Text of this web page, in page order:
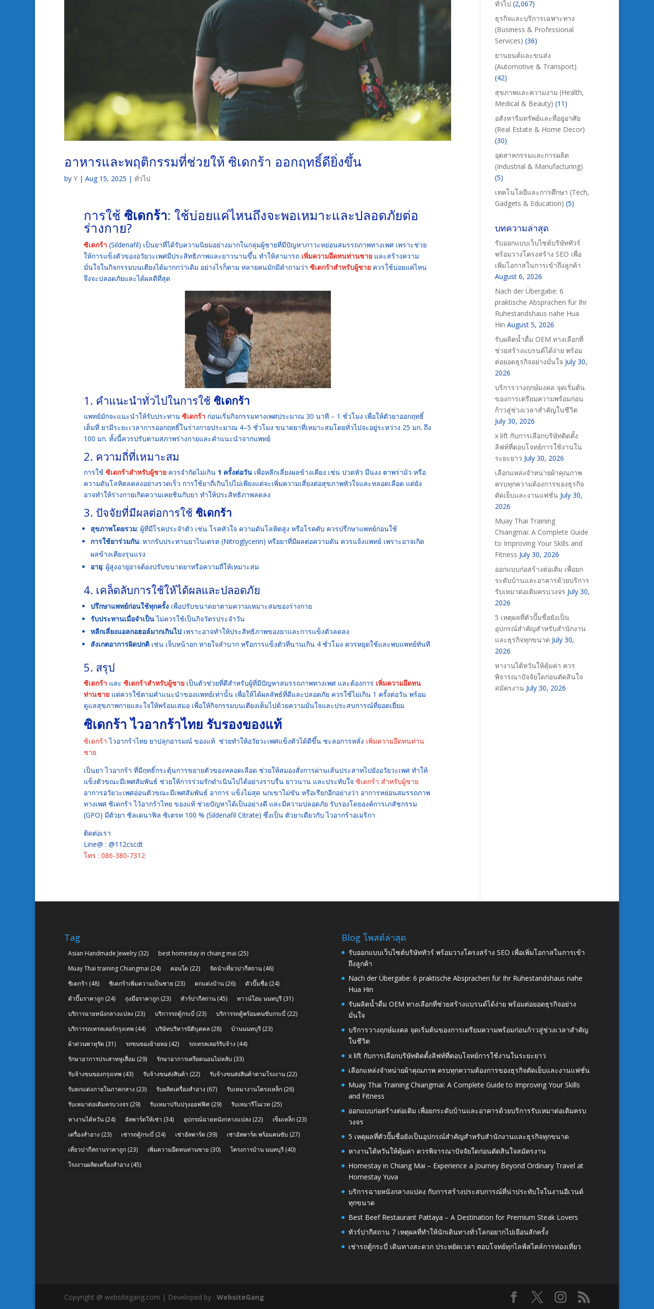
อาหารและพฤติกรรมที่ช่วยให้ ซิเดกร้า ออกฤทธิ์ดียิ่งขึ้น
by Y | Aug 15, 2025 | ทั่วไป
การใช้ ซิเดกร้า: ใช้บ่อยแค่ไหนถึงจะพอเหมาะและปลอดภัยต่อ
ร่างกาย?
ซิเดกร้า (Sildenafil) เป็นยาที่ได้รับความนิยมอย่างมากในกลุ่มผู้ชายที่มีปัญหาภาวะหย่อนสมรรถภาพทางเพศ เพราะช่วย
ให้การแข็งตัวของอวัยวะเพศมีประสิทธิภาพและยาวนานขึ้น ทำให้สามารถ เพิ่มความอึดทนท่านชายและสร้างความ
มั่นใจในกิจกรรมบนเตียงได้มากกว่าเดิม อย่างไรก็ตาม หลายคนมักมีคำถามว่า ซิเดกร้าสำหรับผู้ชายควรใช้บ่อยแค่ไหน
จึงจะปลอดภัยและได้ผลดีที่สุด
1. คำแนะนำทั่วไปในการใช้ ซิเดกร้า
แพทย์มักจะแนะนำให้รับประทาน ซิเดกร้า ก่อนเริ่มกิจกรรมทางเพศประมาณ 30 นาที – 1 ชั่วโมง เพื่อให้ตัวยาออกฤทธิ์
เต็มที่ ยามีระยะเวลาการออกฤทธิ์ในร่างกายประมาณ 4–5 ชั่วโมง ขนาดยาที่เหมาะสมโดยทั่วไปจะอยู่ระหว่าง 25 มก. ถึง
100 มก. ทั้งนี้ควรปรับตามสภาพร่างกายและคำแนะนำจากแพทย์
2. ความถี่ที่เหมาะสม
การใช้ ซิเดกร้าสำหรับผู้ชายควรจำกัดไม่เกิน 1 ครั้งต่อวันเพื่อหลีกเลี่ยงผลข้างเคียง เช่น ปวดหัว มึนงง ตาพร่ามัว หรือ
ความดันโลหิตลดลงอย่างรวดเร็ว การใช้ยาถี่เกินไปไม่เพียงแต่จะเพิ่มความเสี่ยงต่อสุขภาพหัวใจและหลอดเลือด แต่ยัง
อาจทำให้ร่างกายเกิดความเคยชินกับยา ทำให้ประสิทธิภาพลดลง
3. ปัจจัยที่มีผลต่อการใช้ ซิเดกร้า
สุขภาพโดยรวม: ผู้ที่มีโรคประจำตัว เช่น โรคหัวใจ ความดันโลหิตสูง หรือโรคตับ ควรปรึกษาแพทย์ก่อนใช้
การใช้ยาร่วมกัน: หากรับประทานยาไนเตรต (Nitroglycerin) หรือยาที่มีผลต่อความดัน ควรแจ้งแพทย์ เพราะอาจเกิด
ผลข้างเคียงรุนแรง
อายุ: ผู้สูงอายุอาจต้องปรับขนาดยาหรือความถี่ให้เหมาะสม
4. เคล็ดลับการใช้ให้ได้ผลและปลอดภัย
ปรึกษาแพทย์ก่อนใช้ทุกครั้งเพื่อปรับขนาดยาตามความเหมาะสมของร่างกาย
รับประทานเมื่อจำเป็นไม่ควรใช้เป็นกิจวัตรประจำวัน
หลีกเลี่ยงแอลกอฮอล์มากเกินไปเพราะอาจทำให้ประสิทธิภาพของยาและการแข็งตัวลดลง
สังเกตอาการผิดปกติเช่น เจ็บหน้าอก หายใจลำบาก หรือการแข็งตัวที่นานเกิน 4 ชั่วโมง ควรหยุดใช้และพบแพทย์ทันที
5. สรุป
ซิเดกร้า และ ซิเดกร้าสำหรับผู้ชายเป็นตัวช่วยที่ดีสำหรับผู้ที่มีปัญหาสมรรถภาพทางเพศ และต้องการ เพิ่มความอึดทน
ท่านชายแต่ควรใช้ตามคำแนะนำของแพทย์เท่านั้น เพื่อให้ได้ผลลัพธ์ที่ดีและปลอดภัย ควรใช้ไม่เกิน 1 ครั้งต่อวัน พร้อม
ดูแลสุขภาพกายและใจให้พร้อมเสมอ เพื่อให้กิจกรรมบนเตียงเต็มไปด้วยความมั่นใจและประสบการณ์ที่ยอดเยี่ยม
ซิเดกร้าไวอากร้าไทย รับรองของแท้
ซิเดกร้า ไวอากร้าไทย ยาปลุกอารมณ์ ของแท้ ช่วยทำให้อวัยวะเพศแข็งตัวได้ดีขึ้น ชะลอการหลั่ง เพิ่มความอึดทนท่าน
ชาย
เป็นยา ไวอากร้า ที่มีฤทธิ์กระตุ้นการขยายตัวของหลอดเลือด ช่วยให้สมองสั่งการผ่านเส้นประสาทไปยังอวัยวะเพศ ทำให้
แข็งตัวขณะมีเพศสัมพันธ์ ช่วยให้การร่วมรักดำเนินไปได้อย่างราบรื่น ยาวนาน และประทับใจ ซิเดกร้า สำหรับผู้ชาย
อาการอวัยวะเพศอ่อนตัวขณะมีเพศสัมพันธ์ อาการ แข็งไม่สุด นกเขาไม่ขัน หรือเรียกอีกอย่างว่า อาการหย่อนสมรรถภาพ
ทางเพศ ซิเดกร้า ไว้อากร้าไทย ของแท้ ช่วยปัญหาได้เป็นอย่างดี และมีความปลอดภัย รับรองโดยองค์การเภสัชกรรม
(GPO) มีตัวยา ซิลเดนาฟิล ซิเตรท 100 % (Sildenafil Citrate) ซึ่งเป็น ตัวยาเดียวกับ ไวอากร้าอเมริกา
ติดต่อเรา
Line@ : @112cscdt
โทร : 086-380-7312
ทั่วไป (2,067)
ธุรกิจและบริการเฉพาะทาง
(Business & Professional
Services) (36)
ยานยนต์และขนส่ง
(Automotive & Transport)
(42)
สุขภาพและความงาม (Health,
Medical & Beauty) (11)
อสังหาริมทรัพย์และที่อยู่อาศัย
(Real Estate & Home Decor)
(30)
อุตสาหกรรมและการผลิต
(Industrial & Manufacturing)
(5)
เทคโนโลยีและการศึกษา (Tech,
Gadgets & Education) (5)
บทความล่าสุด
รับออกแบบเว็บไซต์บริษัททัวร์
พร้อมวางโครงสร้าง SEO เพื่อ
เพิ่มโอกาสในการเข้าถึงลูกค้า
August 6, 2026
Nach der Übergabe: 6
praktische Absprachen für Ihr
Ruhestandshaus nahe Hua
Hin August 5, 2026
รับผลิตน้ำดื่ม OEM ทางเลือกที่
ช่วยสร้างแบรนด์ได้ง่าย พร้อม
ต่อยอดธุรกิจอย่างมั่นใจ July 30,
2026
บริการวางฤกษ์มงคล จุดเริ่มต้น
ของการเตรียมความพร้อมก่อน
ก้าวสู่ช่วงเวลาสำคัญในชีวิต
July 30, 2026
x lift กับการเลือกบริษัทติดตั้ง
ลิฟท์ที่ตอบโจทย์การใช้งานใน
ระยะยาว July 30, 2026
เลือกแหล่งจำหน่ายผ้าคุณภาพ
ครบทุกความต้องการของธุรกิจ
ตัดเย็บและงานแฟชั่น July 30,
2026
Muay Thai Training
Chiangmai: A Complete Guide
to Improving Your Skills and
Fitness July 30, 2026
ออกแบบก่อสร้างต่อเติม เพื่อยก
ระดับบ้านและอาคารด้วยบริการ
รับเหมาต่อเติมครบวงจร July 30,
2026
5 เหตุผลที่ตัวปั๊มชื่อยังเป็น
อุปกรณ์สำคัญสำหรับสำนักงาน
และธุรกิจทุกขนาด July 30,
2026
หางานไต้หวันให้คุ้มค่า ควร
พิจารณาปัจจัยใดก่อนตัดสินใจ
สมัครงาน July 30, 2026
Tag
Asian Handmade Jewelry (32) best homestay in chiang mai (25)
Muay Thai training Chiangmai (24) คอนโด (22) จัดนำเที่ยวปากีสถาน (46)
ซิเดกร้า (48) ซิเดกร้าเพิ่มความเป็นชาย (23) ตกแต่งบ้าน (26) ตัวปั๊มชื่อ (24)
ตัวปั๊มราคาถูก (24) ถุงมือราคาถูก (23) ทัวร์ปากีสถาน (45) ทาวน์โฮม นนทบุรี (31)
บริการฉายหนังกลางแปลง (23) บริการรถตู้กระบี่ (23) บริการรถตู้พร้อมคนขับกระบี่ (22)
บริการรถเทรลเลอร์กรุงเทพ (44) บริษัทบริหารนิติบุคคล (28) บ้านนนทบุรี (23)
ผ้าต่วนพาหุรัด (31) รถขนของย้ายหอ (42) รถเทรลเลอร์รับจ้าง (44)
รักษาอาการประสาทหูเสื่อม (29) รักษาอาการเครียดนอนไม่หลับ (33)
รับจ้างขนของกรุงเทพ (43) รับจ้างขนส่งสินค้า (22) รับจ้างขนส่งสินค้าตามโรงงาน (22)
รับตกแต่งภายในภาคกลาง (23) รับผลิตเครื่องสำอาง (67) รับเหมางานโครงเหล็ก (26)
รับเหมาต่อเติมครบวงจร (29) รับเหมาปรับปรุงออฟฟิศ (29) รับเหมารีโนเวท (25)
หางานไต้หวัน (24) อัลพาร์ดให้เช่า (34) อุปกรณ์ฉายหนังกลางแปลง (22) เข็มเหล็ก (23)
เครื่องสำอาง (23) เช่ารถตู้กระบี่ (24) เช่าอัลพาร์ด (39) เช่าอัลพาร์ด พร้อมคนขับ (27)
เที่ยวปากีสถานราคาถูก (23) เพิ่มความอึดทนท่านชาย (30) โครงการบ้าน นนทบุรี (40)
โรงงานผลิตเครื่องสำอาง (45)
Blog โพสต์ล่าสุด
รับออกแบบเว็บไซต์บริษัททัวร์ พร้อมวางโครงสร้าง SEO เพื่อเพิ่มโอกาสในการเข้า
ถึงลูกค้า
Nach der Übergabe: 6 praktische Absprachen für Ihr Ruhestandshaus nahe
Hua Hin
รับผลิตน้ำดื่ม OEM ทางเลือกที่ช่วยสร้างแบรนด์ได้ง่าย พร้อมต่อยอดธุรกิจอย่าง
มั่นใจ
บริการวางฤกษ์มงคล จุดเริ่มต้นของการเตรียมความพร้อมก่อนก้าวสู่ช่วงเวลาสำคัญ
ในชีวิต
x lift กับการเลือกบริษัทติดตั้งลิฟท์ที่ตอบโจทย์การใช้งานในระยะยาว
เลือกแหล่งจำหน่ายผ้าคุณภาพ ครบทุกความต้องการของธุรกิจตัดเย็บและงานแฟชั่น
Muay Thai Training Chiangmai: A Complete Guide to Improving Your Skills
and Fitness
ออกแบบก่อสร้างต่อเติม เพื่อยกระดับบ้านและอาคารด้วยบริการรับเหมาต่อเติมครบ
วงจร
5 เหตุผลที่ตัวปั๊มชื่อยังเป็นอุปกรณ์สำคัญสำหรับสำนักงานและธุรกิจทุกขนาด
หางานไต้หวันให้คุ้มค่า ควรพิจารณาปัจจัยใดก่อนตัดสินใจสมัครงาน
Homestay in Chiang Mai – Experience a Journey Beyond Ordinary Travel at
Homestay Yuva
บริการฉายหนังกลางแปลง กับการสร้างประสบการณ์ที่น่าประทับใจในงานอีเวนต์
ทุกขนาด
Best Beef Restaurant Pattaya – A Destination for Premium Steak Lovers
ทัวร์ปากีสถาน 7 เหตุผลที่ทำให้นักเดินทางทั่วโลกอยากไปเยือนสักครั้ง
เช่ารถตู้กระบี่ เดินทางสะดวก ประหยัดเวลา ตอบโจทย์ทุกไลฟ์สไตล์การท่องเที่ยว
Copyright @ websitegang.com | Developed by : WebsiteGang